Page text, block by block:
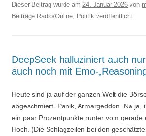
Dieser Beitrag wurde am 24. Januar 2026 von
Beiträge Radio/Online Politik veröffentlicht.
DeepSeek halluziniert auch
auch noch mit Emo-
Heute sind ja auf der ganzen Welt die
abgeschmiert. Panik, Armargeddon. Na ja,
ein paar Prozentpunkte runter vom gerade
Hoch. (Die Schlagzeilen bei den